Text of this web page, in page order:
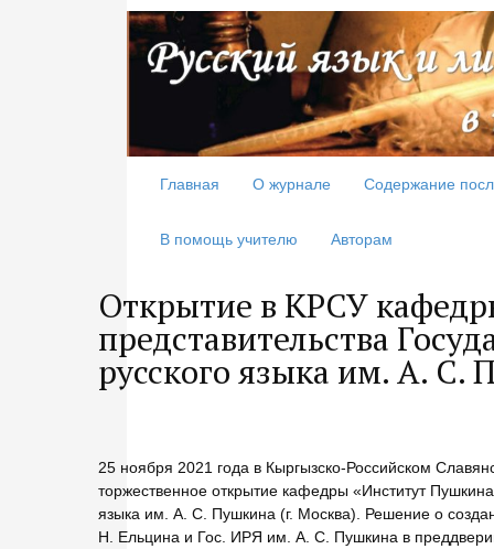
Главная О журнале Содержание
В помощь учителю Авторам
Открытие в КРСУ
представительства
русского языка им. А. С.
25 ноября 2021 года в Кыргызско-Российском
торжественное открытие кафедры «Институт
языка им. А. С. Пушкина (г. Москва). Решение о
Н. Ельцина и Гос. ИРЯ им. А. С. Пушкина в